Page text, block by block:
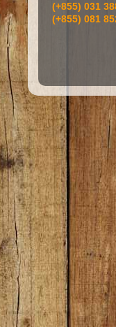
(+855) 031
(+855) 081